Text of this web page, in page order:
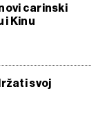
carinski
i Kinu
svoj